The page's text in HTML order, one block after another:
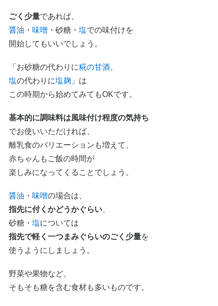
ごく少量であれば、
醤油 ・ 味噌・砂糖・ 塩での味付けを
開始してもいいでしょう。
「お砂糖の代わりに糀の甘酒、
塩の代わりに塩麹 」は
この時期から始めてみてもOKです。
基本的に調味料は風味付け程度の気持ち
でお使いいただければ、
離乳食のバリエーションも増えて、
赤ちゃんもご飯の時間が
楽しみになってくることでしょう。
醤油 ・ 味噌の場合は、
指先に付くかどうかぐらい、
砂糖・ 塩については
指先で軽く一つまみぐらいのごく少量を
使うようにしましょう。
野菜や果物など、
そもそも糖を含む食材も多いものです。